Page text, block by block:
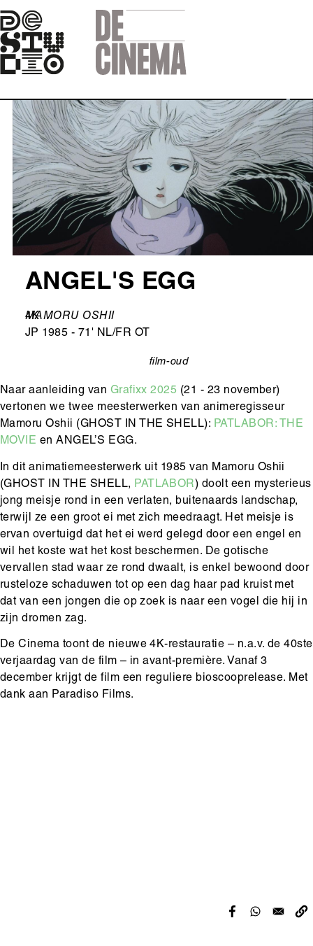
Skip
to
main
navigation
ANGEL'S EGG
Leeftijd
4K
Ondertitel
MAMORU OSHII
JP 1985 - 71' NL/FR OT
film-oud
Naar aanleiding van Grafixx 2025 (21 - 23 november)
vertonen we twee meesterwerken van animeregisseur
Mamoru Oshii (GHOST IN THE SHELL): PATLABOR: THE
MOVIE en ANGEL’S EGG.
In dit animatiemeesterwerk uit 1985 van Mamoru Oshii
(GHOST IN THE SHELL, PATLABOR ) doolt een mysterieus
jong meisje rond in een verlaten, buitenaards landschap,
terwijl ze een groot ei met zich meedraagt. Het meisje is
ervan overtuigd dat het ei werd gelegd door een engel en
wil het koste wat het kost beschermen. De gotische
vervallen stad waar ze rond dwaalt, is enkel bewoond door
rusteloze schaduwen tot op een dag haar pad kruist met
dat van een jongen die op zoek is naar een vogel die hij in
zijn dromen zag.
De Cinema toont de nieuwe 4K-restauratie – n.a.v. de 40ste
verjaardag van de film – in avant-première. Vanaf 3
december krijgt de film een reguliere bioscooprelease. Met
dank aan Paradiso Films.